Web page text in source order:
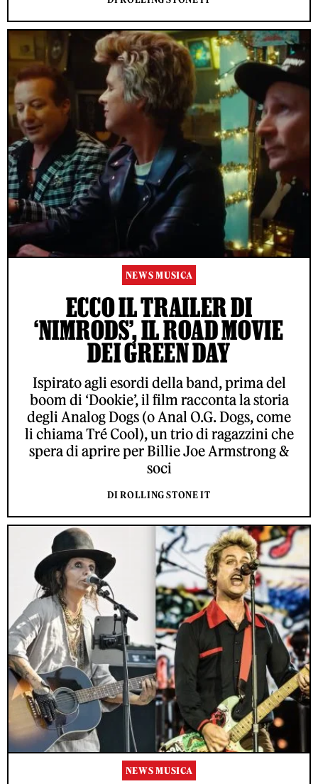
NEWS MUSICA
ECCO IL TRAILER DI
‘NIMRODS’, IL ROAD MOVIE
DEI GREEN DAY
Ispirato agli esordi della band, prima del
boom di ‘Dookie’, il film racconta la storia
degli Analog Dogs (o Anal O.G. Dogs, come
li chiama Tré Cool), un trio di ragazzini che
spera di aprire per Billie Joe Armstrong &
soci
DI ROLLING STONE IT
NEWS MUSICA